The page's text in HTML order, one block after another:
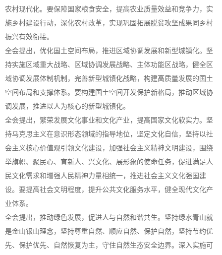
农村现代化。要保障国家粮食安全，提高农业质量效益和竞争力，实
施乡村建设行动，深化农村改革，实现巩固拓展脱贫攻坚成果同乡村
振兴有效衔接。
全会提出，优化国土空间布局，推进区域协调发展和新型城镇化。坚
持实施区域重大战略、区域协调发展战略、主体功能区战略，健全区
域协调发展体制机制，完善新型城镇化战略，构建高质量发展的国土
空间布局和支撑体系。要构建国土空间开发保护新格局，推动区域协
调发展，推进以人为核心的新型城镇化。
全会提出，繁荣发展文化事业和文化产业，提高国家文化软实力。坚
持马克思主义在意识形态领域的指导地位，坚定文化自信，坚持以社
会主义核心价值观引领文化建设，加强社会主义精神文明建设，围绕
举旗帜、聚民心、育新人、兴文化、展形象的使命任务，促进满足人
民文化需求和增强人民精神力量相统一，推进社会主义文化强国建
设。要提高社会文明程度，提升公共文化服务水平，健全现代文化产
业体系。
全会提出，推动绿色发展，促进人与自然和谐共生。坚持绿水青山就
是金山银山理念，坚持尊重自然、顺应自然、保护自然，坚持节约优
先、保护优先、自然恢复为主，守住自然生态安全边界。深入实施可